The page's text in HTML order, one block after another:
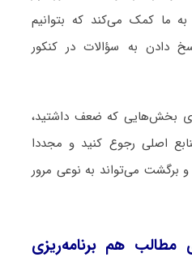
ما کمک‌ می‌کند که بتوانیم
دادن به سؤالات در کنکور
بخش‌هایی که ضعف داشتید،
اصلی رجوع کنید و مجددا
برگشت می‌تواند به نوعی مرور
مطالب هم برنامه‌ریزی